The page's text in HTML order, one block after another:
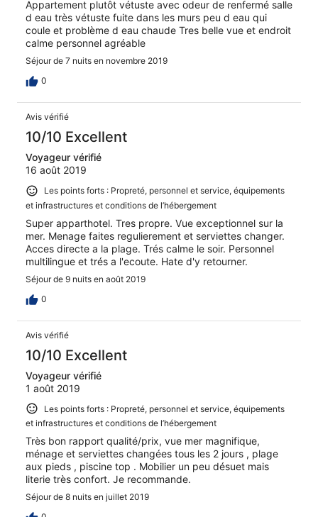
Appartement plutôt vétuste avec odeur de renfermé salle
d eau très vétuste fuite dans les murs peu d eau qui
coule et problème d eau chaude Tres belle vue et endroit
calme personnel agréable
Séjour de 7 nuits en novembre 2019
0
Avis vérifié
10/10 Excellent
Voyageur vérifié
16 août 2019
Les points forts : Propreté, personnel et service, équipements
et infrastructures et conditions de l’hébergement
Super apparthotel. Tres propre. Vue exceptionnel sur la
mer. Menage faites regulierement et serviettes changer.
Acces directe a la plage. Trés calme le soir. Personnel
multilingue et trés a l'ecoute. Hate d'y retourner.
Séjour de 9 nuits en août 2019
0
Avis vérifié
10/10 Excellent
Voyageur vérifié
1 août 2019
Les points forts : Propreté, personnel et service, équipements
et infrastructures et conditions de l’hébergement
Très bon rapport qualité/prix, vue mer magnifique,
ménage et serviettes changées tous les 2 jours , plage
aux pieds , piscine top . Mobilier un peu désuet mais
literie très confort. Je recommande.
Séjour de 8 nuits en juillet 2019